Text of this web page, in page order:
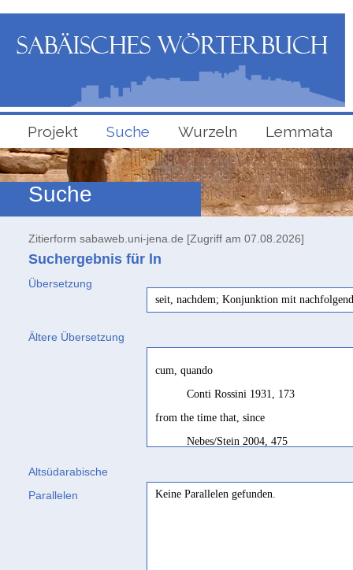
Projekt Suche Wurzeln Lemmata
Suche
Zitierform sabaweb.uni-jena.de [Zugriff am 07.08.2026]
Suchergebnis für ln
Übersetzung
seit, nachdem; Konjunktion mit
Ältere Übersetzung
cum, quando
Conti Rossini 1931, 173
from the time that, since
Nebes/Stein 2004, 475
SD français, 82
Altsüdarabische
Parallelen
Keine Parallelen gefunden.